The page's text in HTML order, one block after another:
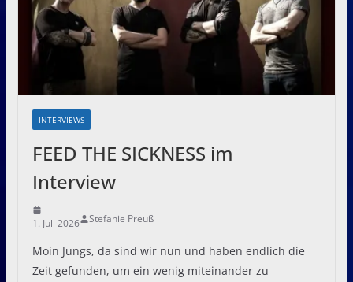
INTERVIEWS
FEED THE SICKNESS im
Interview
1. Juli 2026 Stefanie Preuß
Moin Jungs, da sind wir nun und haben endlich die
Zeit gefunden, um ein wenig miteinander zu